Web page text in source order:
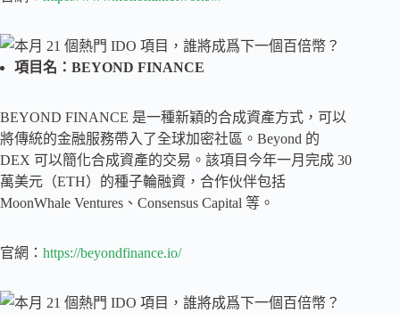
項目名：BEYOND FINANCE
BEYOND FINANCE 是一種新穎的合成資產方式，可以
將傳統的金融服務帶入了全球加密社區。Beyond 的
DEX 可以簡化合成資產的交易。該項目今年一月完成 30
萬美元（ETH）的種子輪融資，合作伙伴包括
MoonWhale Ventures、Consensus Capital 等。
官網： https://beyondfinance.io/